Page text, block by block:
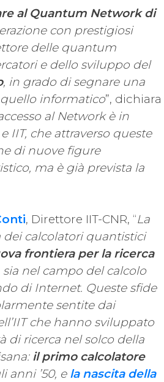
al Quantum Network di
con prestigiosi
delle quantum
e dello sviluppo del
, in grado di segnare una
informatico”, dichiara
al Network è in
IIT, che attraverso queste
di nuove figure
ma è già prevista la
, Direttore IIT-CNR, “La
calcolatori quantistici
frontiera per la ricerca
sia nel campo del calcolo
di Internet. Queste sfide
sentite dai
che hanno sviluppato
di ricerca nel solco della
il primo calcolatore
anni ’50, e la nascita della